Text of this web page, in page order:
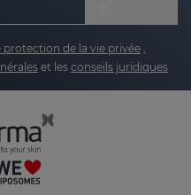
protection de la vie privée ,
et les conseils juridiques